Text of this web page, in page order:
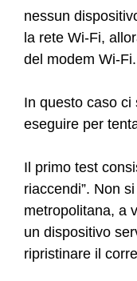
nessun
la rete Wi-Fi,
del modem Wi-Fi.
In questo caso ci
eseguire per
Il primo test
riaccendi”. Non
metropolitana, a
un dispositivo
ripristinare il